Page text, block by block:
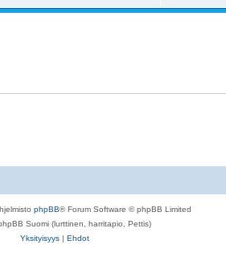
phpBB® Forum Software © phpBB Limited
Suomi (lurttinen, harritapio, Pettis)
Yksityisyys | Ehdot